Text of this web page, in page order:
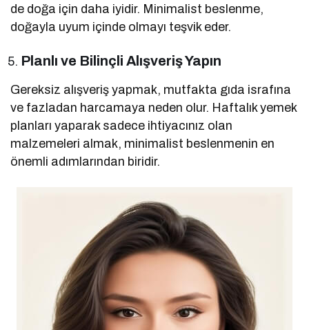
de doğa için daha iyidir. Minimalist beslenme,
doğayla uyum içinde olmayı teşvik eder.
Planlı ve Bilinçli Alışveriş Yapın
Gereksiz alışveriş yapmak, mutfakta gıda israfına
ve fazladan harcamaya neden olur. Haftalık yemek
planları yaparak sadece ihtiyacınız olan
malzemeleri almak, minimalist beslenmenin en
önemli adımlarından biridir.